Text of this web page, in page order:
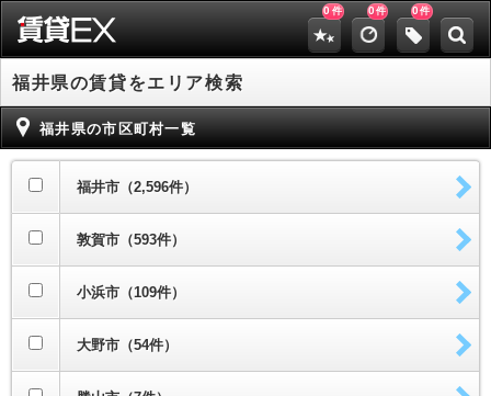
0 件 0件 0件
福井県の賃貸をエリア検索
福井県の市区町村一覧
福井市（2,596件）
敦賀市（593件）
小浜市（109件）
大野市（54件）